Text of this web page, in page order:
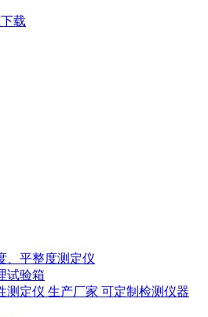
载
、平整度测定仪
试验箱
测定仪 生产厂家 可定制检测仪器